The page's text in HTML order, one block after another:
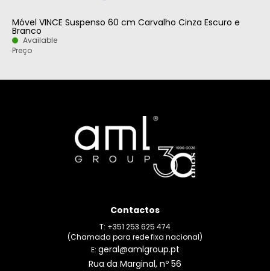
Móvel VINCE Suspenso 60 cm Carvalho Cinza Escuro e
Branco
Available
Preço
Contactos
T: +351 253 625 474
(Chamada para rede fixa nacional)
E: geral@amlgroup.pt
Rua da Marginal, nº 56